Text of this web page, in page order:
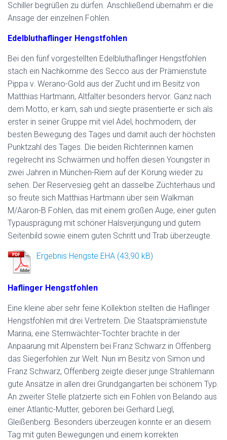
Schiller begrüßen zu dürfen. Anschließend übernahm er die
Ansage der einzelnen Fohlen.
Edelbluthaflinger Hengstfohlen
Bei den fünf vorgestellten Edelbluthaflinger Hengstfohlen
stach ein Nachkomme des Secco aus der Prämienstute
Pippa v. Werano-Gold aus der Zucht und im Besitz von
Matthias Hartmann, Altfalter besonders hervor. Ganz nach
dem Motto, er kam, sah und siegte präsentierte er sich als
erster in seiner Gruppe mit viel Adel, hochmodern, der
besten Bewegung des Tages und damit auch der höchsten
Punktzahl des Tages. Die beiden Richterinnen kamen
regelrecht ins Schwärmen und hoffen diesen Youngster in
zwei Jahren in München-Riem auf der Körung wieder zu
sehen. Der Reservesieg geht an dasselbe Züchterhaus und
so freute sich Matthias Hartmann über sein Walkman
M/Aaron-B Fohlen, das mit einem großen Auge, einer guten
Typausprägung mit schöner Halsverjüngung und gutem
Seitenbild sowie einem guten Schritt und Trab überzeugte.
Ergebnis Hengste EHA
Haflinger Hengstfohlen
Eine kleine aber sehr feine Kollektion stellten die Haflinger
Hengstfohlen mit drei Vertretern. Die Staatsprämienstute
Marina, eine Sternwächter-Tochter brachte in der
Anpaarung mit Alpenstern bei Franz Schwarz in Offenberg
das Siegerfohlen zur Welt. Nun im Besitz von Simon und
Franz Schwarz, Offenberg zeigte dieser junge Strahlemann
gute Ansätze in allen drei Grundgangarten bei schönem Typ.
An zweiter Stelle platzierte sich ein Fohlen von Belando aus
einer Atlantic-Mutter, geboren bei Gerhard Liegl,
Gleißenberg. Besonders überzeugen konnte er an diesem
Tag mit guten Bewegungen und einem korrekten